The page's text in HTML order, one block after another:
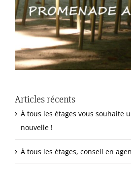
Articles récents
À tous les étages vous souhaite
nouvelle !
À tous les étages, conseil en